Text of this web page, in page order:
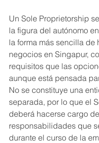
Un Sole Proprietorship
la figura del autónomo
la forma más sencilla de
negocios en Singapur,
requisitos que las
aunque está pensada
No se constituye una
separada, por lo que el
deberá hacerse cargo
responsabilidades que
durante el curso de la